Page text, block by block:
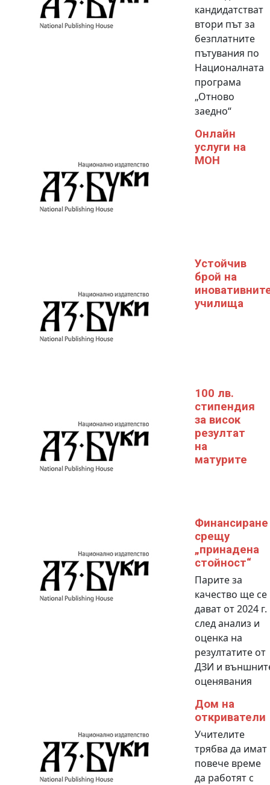
кандидатстват
втори път за
безплатните
пътувания по
Националната
програма
„Отново
заедно“
Онлайн
услуги на
МОН
Устойчив
брой на
училища
100 лв.
стипендия
за висок
резултат
на
матурите
Финансиране
срещу
„принадена
стойност“
Парите за
качество ще се
дават от 2024 г.
след анализ и
оценка на
резултатите от
ДЗИ и
оценявания
Дом на
откриватели
Учителите
трябва да имат
повече време
да работят с